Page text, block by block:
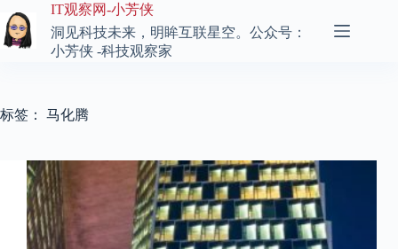
至
内
IT观察网-小芳侠
洞见科技未来，明眸互联星空。公众号：
小芳侠 -科技观察家
标签： 马化腾